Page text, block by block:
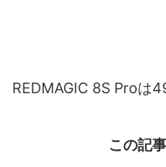
REDMAGIC 8S Proは
この記